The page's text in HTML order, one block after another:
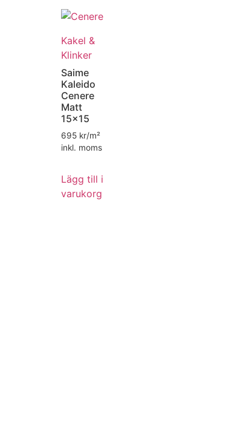
Kakel &
Klinker
Saime
Kaleido
Cenere
Matt
15×15
695 kr/m²
inkl. moms
Lägg till i
varukorg